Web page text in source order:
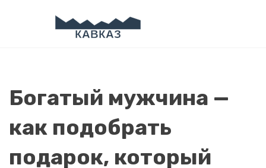
Богатый мужчина —
как подобрать
подарок, который